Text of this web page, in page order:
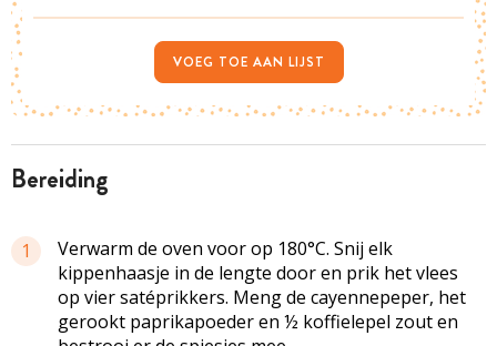
bereiding
1
Verwarm de oven voor op 180°C. Snij elk
kippenhaasje in de lengte door en prik het vlees
op vier satéprikkers. Meng de cayennepeper, het
gerookt paprikapoeder en ½ koffielepel zout en
VOEG TOE AAN LIJST